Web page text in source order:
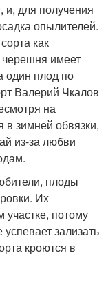
и, для получения
опылителей.
как
имеет
один плод по
Валерий Чкалов
на
в зимней обвязки,
из-за любви
плоды
Их
потому
зализать
кроются в